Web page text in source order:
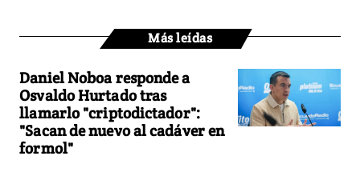
Más leídas
Daniel Noboa responde a
Osvaldo Hurtado tras
llamarlo "criptodictador":
"Sacan de nuevo al cadáver en
formol"